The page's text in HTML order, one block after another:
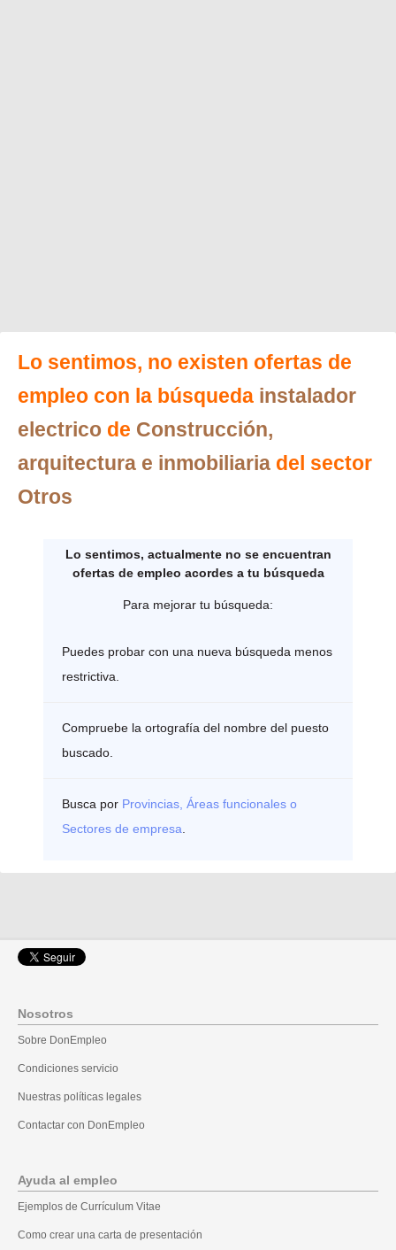
Lo sentimos, no existen ofertas de
empleo con la búsqueda instalador
electrico de Construcción,
arquitectura e inmobiliaria del sector
Otros
Lo sentimos, actualmente no se encuentran
ofertas de empleo acordes a tu búsqueda
Para mejorar tu búsqueda:
Puedes probar con una nueva búsqueda menos
restrictiva.
Compruebe la ortografía del nombre del puesto
buscado.
Busca por Provincias, Áreas funcionales o
Sectores de empresa
Nosotros
Sobre DonEmpleo
Condiciones servicio
Nuestras políticas legales
Contactar con DonEmpleo
Ayuda al empleo
Ejemplos de Currículum Vitae
Como crear una carta de presentación